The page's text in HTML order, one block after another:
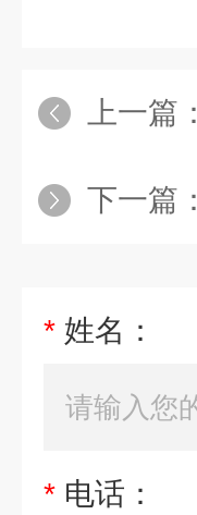
上一篇：
下一篇：
* 姓名：
* 电话：